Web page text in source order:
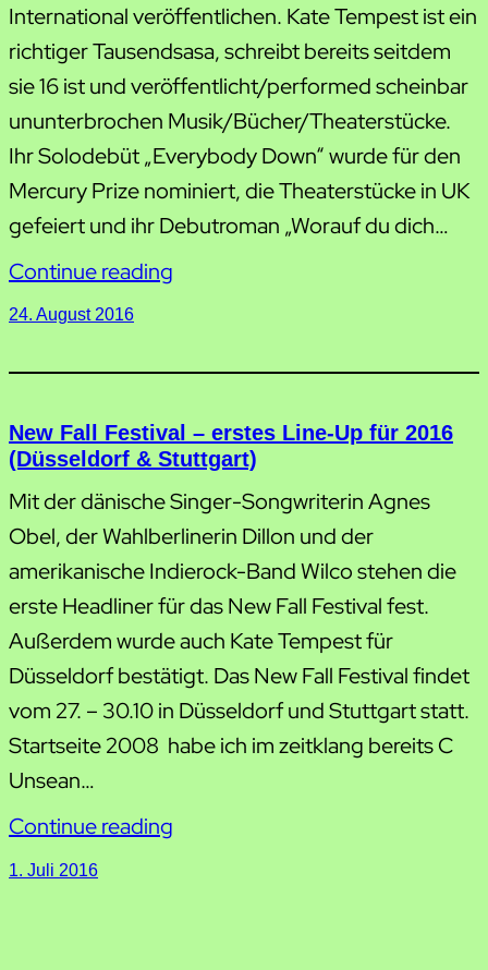
International veröffentlichen. Kate Tempest ist ein
richtiger Tausendsasa, schreibt bereits seitdem
sie 16 ist und veröffentlicht/performed scheinbar
ununterbrochen Musik/Bücher/Theaterstücke.
Ihr Solodebüt „Everybody Down“ wurde für den
Mercury Prize nominiert, die Theaterstücke in UK
gefeiert und ihr Debutroman „Worauf du dich…
Continue reading
24. August 2016
New Fall Festival – erstes Line-Up für 2016
(Düsseldorf & Stuttgart)
Mit der dänische Singer-Songwriterin Agnes
Obel, der Wahlberlinerin Dillon und der
amerikanische Indierock-Band Wilco stehen die
erste Headliner für das New Fall Festival fest.
Außerdem wurde auch Kate Tempest für
Düsseldorf bestätigt. Das New Fall Festival findet
vom 27. – 30.10 in Düsseldorf und Stuttgart statt.
Startseite 2008 habe ich im zeitklang bereits C
Unsean…
Continue reading
1. Juli 2016